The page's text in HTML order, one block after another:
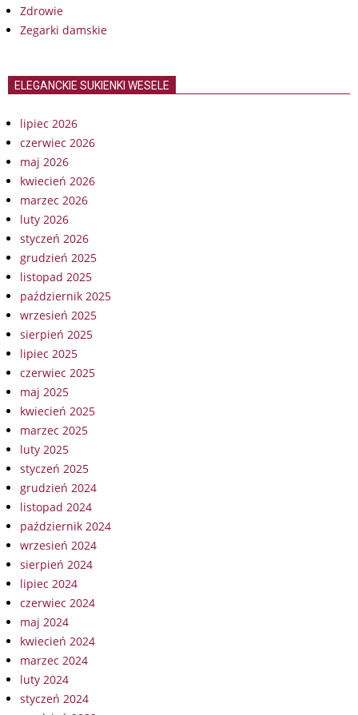
Zdrowie
Zegarki damskie
ELEGANCKIE SUKIENKI WESELE
lipiec 2026
czerwiec 2026
maj 2026
kwiecień 2026
marzec 2026
luty 2026
styczeń 2026
grudzień 2025
listopad 2025
październik 2025
wrzesień 2025
sierpień 2025
lipiec 2025
czerwiec 2025
maj 2025
kwiecień 2025
marzec 2025
luty 2025
styczeń 2025
grudzień 2024
listopad 2024
październik 2024
wrzesień 2024
sierpień 2024
lipiec 2024
czerwiec 2024
maj 2024
kwiecień 2024
marzec 2024
luty 2024
styczeń 2024